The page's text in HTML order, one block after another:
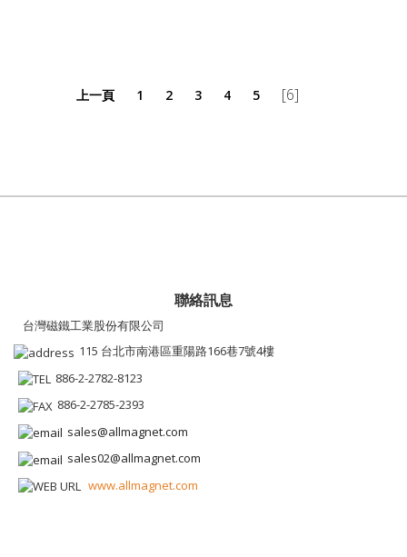
上一頁 1 2 3 4 5 [6]
聯絡訊息
台灣磁鐵工業股份有限公司
115 台北市南港區重陽路166巷7號4樓
886-2-2782-8123
886-2-2785-2393
sales@allmagnet.com
sales02@allmagnet.com
www.allmagnet.com